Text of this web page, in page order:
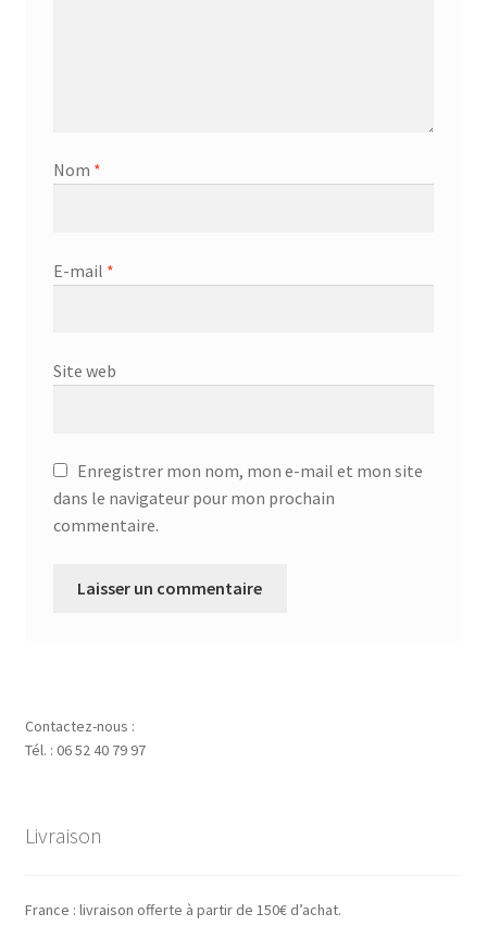
Nom *
E-mail *
Site web
Enregistrer mon nom, mon e-mail et mon site
dans le navigateur pour mon prochain
commentaire.
Contactez-nous :
Tél. : 06 52 40 79 97
Livraison
France : livraison offerte à partir de 150€ d’achat.